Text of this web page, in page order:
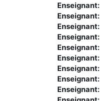
Enseignant:
Enseignant:
Enseignant:
Enseignant:
Enseignant:
Enseignant:
Enseignant:
Enseignant:
Enseignant: